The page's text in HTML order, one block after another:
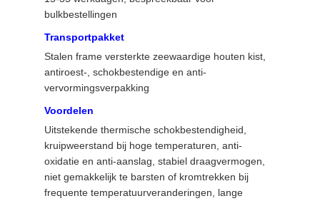
bulkbestellingen
Transportpakket
Stalen frame versterkte zeewaardige houten kist,
antiroest-, schokbestendige en anti-
vervormingsverpakking
Voordelen
Uitstekende thermische schokbestendigheid,
kruipweerstand bij hoge temperaturen, anti-
oxidatie en anti-aanslag, stabiel draagvermogen,
niet gemakkelijk te barsten of kromtrekken bij
frequente temperatuurveranderingen, lange